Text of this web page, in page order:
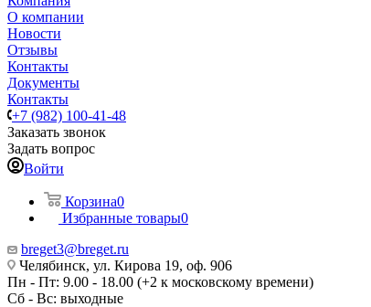
О компании
Новости
Отзывы
Контакты
Документы
Контакты
+7 (982) 100-41-48
Заказать звонок
Задать вопрос
Войти
Корзина0
Избранные товары0
breget3@breget.ru
Челябинск, ул. Кирова 19, оф. 906
Пн - Пт: 9.00 - 18.00 (+2 к московскому времени)
Сб - Вс: выходные